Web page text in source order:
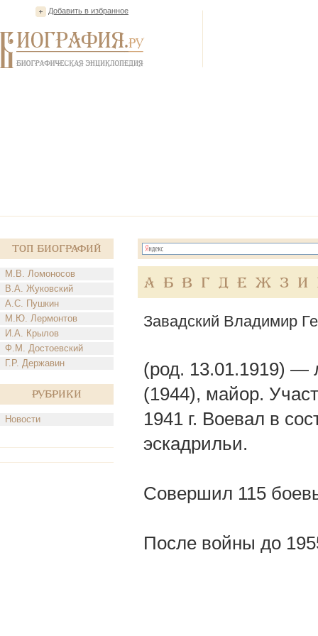
Добавить в избранное
Топ Биографий
М.В. Ломоносов
В.А. Жуковский
А.С. Пушкин
М.Ю. Лермонтов
И.А. Крылов
Ф.М. Достоевский
Г.Р. Державин
Рубрики
Новости
А Б В Г Д Е Ж З И
Завадский Владимир
(род. 13.01.1919) —
(1944), майор.
1941 г. Воевал в
эскадрильи.
Совершил 115
После войны до